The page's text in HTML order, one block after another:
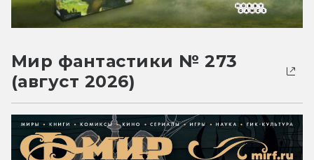
Мир фантастики № 273
(август 2026)